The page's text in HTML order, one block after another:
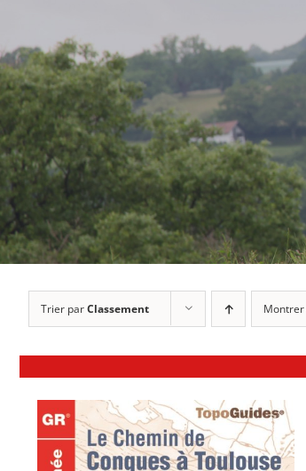
Trier parClassement Montrer